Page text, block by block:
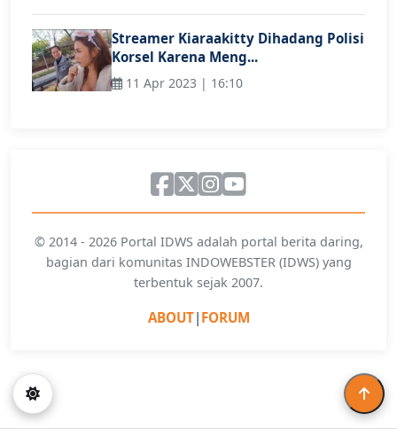
Streamer Kiaraakitty Dihadang Polisi
Korsel Karena Meng...
11 Apr 2023 | 16:10
© 2014 - 2026 Portal IDWS adalah portal berita daring,
bagian dari komunitas INDOWEBSTER (IDWS) yang
terbentuk sejak 2007.
ABOUT| FORUM